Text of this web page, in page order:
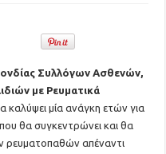
Συλλόγων Ασθενών,
με Ρευματικά
καλύψει μία ανάγκη ετών για
θα συγκεντρώνει και θα
ρευματοπαθών απέναντι